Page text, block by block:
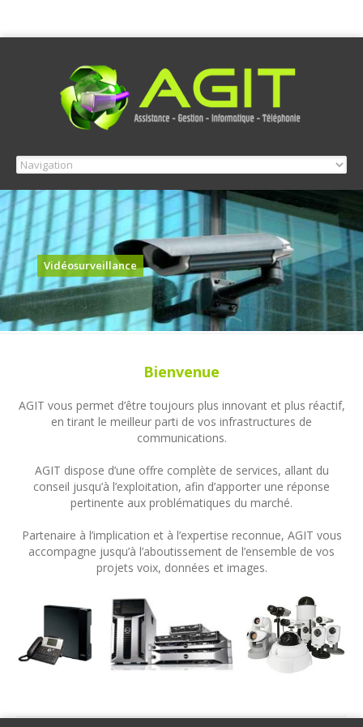
Vidéosurveillance
Bienvenue
AGIT vous permet d’être toujours plus innovant et plus réactif,
en tirant le meilleur parti de vos infrastructures de
communications.
AGIT dispose d’une offre complète de services, allant du
conseil jusqu’à l’exploitation, afin d’apporter une réponse
pertinente aux problématiques du marché.
Partenaire à l’implication et à l’expertise reconnue, AGIT vous
accompagne jusqu’à l’aboutissement de l’ensemble de vos
projets voix, données et images.